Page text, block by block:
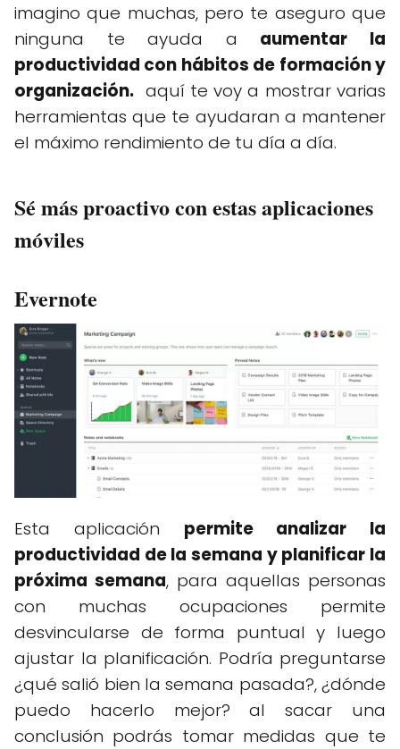
imagino que muchas, pero te aseguro que
ninguna te ayuda a aumentar la
productividad con hábitos de formación y
organización. aquí te voy a mostrar varias
herramientas que te ayudaran a mantener
el máximo rendimiento de tu día a día.
Sé más proactivo con estas aplicaciones
móviles
Evernote
Esta aplicación permite analizar la
productividad de la semana y planificar la
próxima semana, para aquellas personas
con muchas ocupaciones permite
desvincularse de forma puntual y luego
ajustar la planificación. Podría preguntarse
¿qué salió bien la semana pasada?, ¿dónde
puedo hacerlo mejor? al sacar una
conclusión podrás tomar medidas que te